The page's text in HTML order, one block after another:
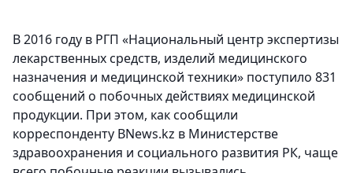
В 2016 году в РГП «Национальный центр экспертизы
лекарственных средств, изделий медицинского
назначения и медицинской техники» поступило 831
сообщений о побочных действиях медицинской
продукции. При этом, как сообщили
корреспонденту BNews.kz в Министерстве
здравоохранения и социального развития РК, чаще